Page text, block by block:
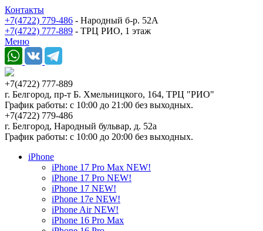
Контакты
+7(4722) 779-486 - Народный б-р. 52А
+7(4722) 777-889 - ТРЦ РИО, 1 этаж
Меню
+7(4722) 777-889
г. Белгород, пр-т Б. Хмельницкого, 164, ТРЦ "РИО"
График работы: с 10:00 до 21:00 без выходных.
+7(4722) 779-486
г. Белгород, Народный бульвар, д. 52а
График работы: с 10:00 до 20:00 без выходных.
iPhone
iPhone 17 Pro Max NEW!
iPhone 17 Pro NEW!
iPhone 17 NEW!
iPhone 17e NEW!
iPhone Air NEW!
iPhone 16 Pro Max